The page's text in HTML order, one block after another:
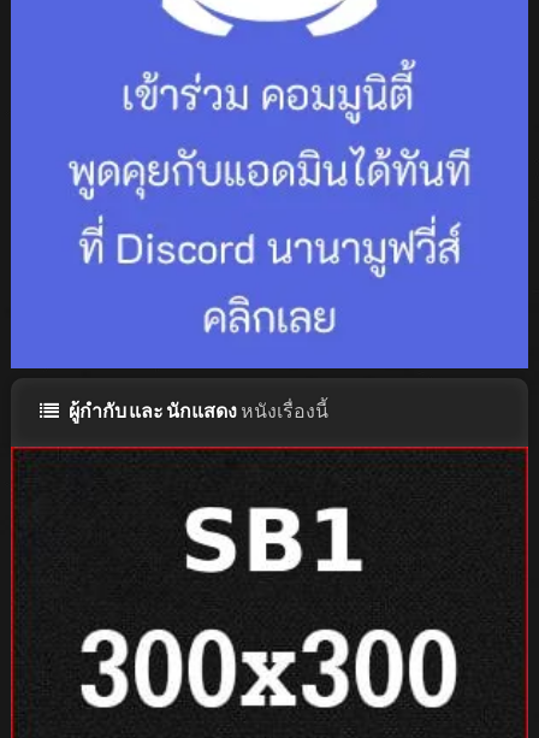
ผู้กำกับ และ นักแสดงหนังเรื่องนี้